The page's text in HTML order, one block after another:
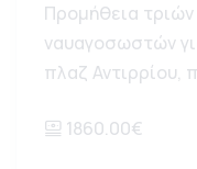
Προμήθεια
ναυαγοσωστών
πλαζ Αντιρρίου,
1860.00€